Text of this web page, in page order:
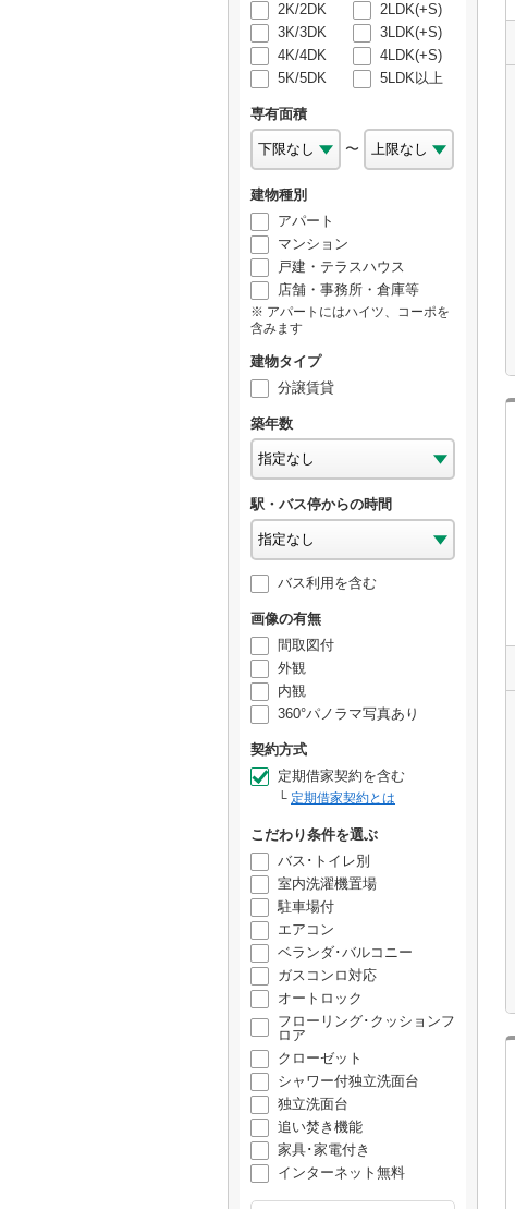
2K/2DK
2LDK(+S)
3K/3DK
3LDK(+S)
4K/4DK
4LDK(+S)
5K/5DK
5LDK以上
専有面積
〜
建物種別
アパート
マンション
戸建・テラスハウス
店舗・事務所・倉庫等
アパートにはハイツ、コーポを
含みます
建物タイプ
分譲賃貸
築年数
駅・バス停からの時間
バス利用を含む
画像の有無
間取図付
外観
内観
360°パノラマ写真あり
契約方式
定期借家契約を含む
定期借家契約とは
こだわり条件を選ぶ
バス･トイレ別
室内洗濯機置場
駐車場付
エアコン
ベランダ･バルコニー
ガスコンロ対応
オートロック
フローリング･クッションフ
ロア
クローゼット
シャワー付独立洗面台
独立洗面台
追い焚き機能
家具･家電付き
インターネット無料